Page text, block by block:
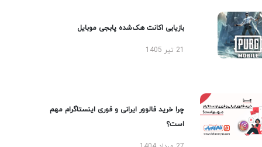
بازیابی اکانت هک‌شده پابجی موبایل
چرا خرید فالوور ایرانی و فوری اینستاگرام مهم
است؟